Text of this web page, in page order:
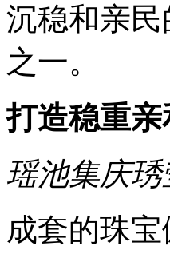
沉稳和亲
之一。
打造稳重
瑶池集庆
成套的珠